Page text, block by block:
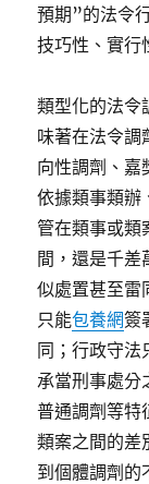
預期”的法令
技巧性、實行
類型化的法令
味著在法令調
向性調劑、嘉
依據類事類辦
管在類事或類
間，還是千差
似處置甚至
只能包養網簽
同；行政守法
承當刑事處分
普通調劑等特
類案之間的差
到個體調劑的